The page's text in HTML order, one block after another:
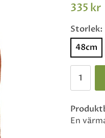
335 kr
Storlek:
48cm
En